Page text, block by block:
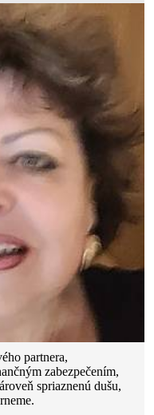
partnera,
zabezpečením,
spriaznenú dušu,